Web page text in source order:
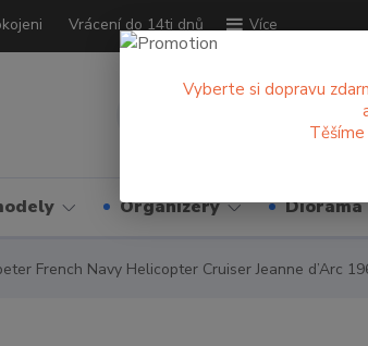
Vrácení do 14ti dnů Více
Organizéry Diorama
French Navy Helicopter Cruiser Jeanne d’Arc
Vyberte si dopravu
Těšíme